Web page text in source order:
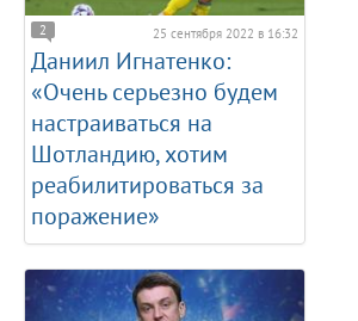
2 25 сентября 2022 в 16:32
Даниил Игнатенко:
«Очень серьезно будем
настраиваться на
Шотландию, хотим
реабилитироваться за
поражение»